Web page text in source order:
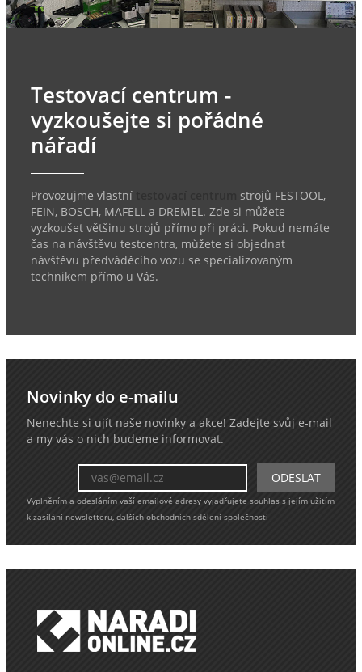
Testovací centrum -
vyzkoušejte si pořádné
nářadí
Provozujme vlastní
strojů FESTOOL,
FEIN, BOSCH, MAFELL a DREMEL. Zde si můžete
vyzkoušet většinu strojů přímo při práci. Pokud nemáte
čas na návštěvu testcentra, můžete si objednat
návštěvu předváděcího vozu se specializovaným
technikem přímo u Vás.
Novinky do e-mailu
Nenechte si ujít naše novinky a akce! Zadejte svůj e-mail
a my vás o nich budeme informovat.
Vyplněním a odesláním vaší emailové adresy vyjadřujete souhlas s jejím užitím
k zasílání newsletteru, dalších obchodních sdělení společnosti